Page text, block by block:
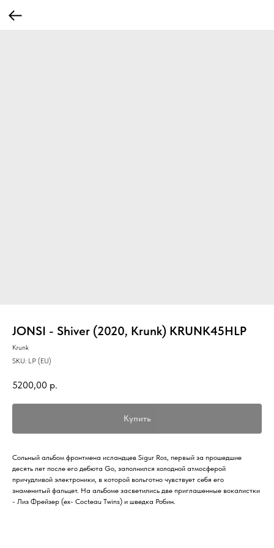
JONSI - Shiver (2020, Krunk) KRUNK45HLP
Krunk
SKU: LP (EU)
5200,00 р.
Купить
Сольный альбом фронтмена исландцев Sigur Ros, первый за прошедшие
десять лет после его дебюта Go, заполнился холодной атмосферой
причудливой электроники, в которой вольготно чувствует себя его
знаменитый фальцет. На альбоме засветились две приглашенные вокалистки
- Лиз Фрейзер (ex- Cocteau Twins) и шведка Робин.